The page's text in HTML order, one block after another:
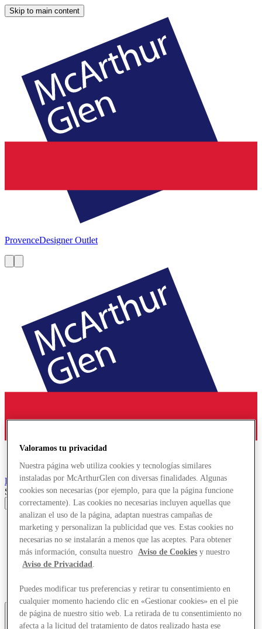
Skip to main content
ProvenceDesigner Outlet
ProvenceDesigner Outlet
Search input
Tiendas
Ofertas
Planifica tu visita
Comer y beber
¿Qué pasa?
Tarjetas regalo
Más
Valoramos tu privacidad
Nuestra página web utiliza cookies y tecnologías similares
instaladas por McArthurGlen con diversas finalidades. Algunas
cookies son necesarias (por ejemplo, para que la página funcione
correctamente). Las cookies no necesarias incluyen aquellas que
analizan el uso de la página, adaptan nuestras campañas de
marketing y personalizan la publicidad que ves. Estas cookies no
necesarias no se instalarán a menos que las aceptes. Para obtener
más información, consulta nuestro
Aviso de Cookies y nuestro
Aviso de Privacidad
Puedes modificar tus preferencias y retirar tu consentimiento en
cualquier momento haciendo clic en «Gestionar cookies» en el pie
de página de nuestro sitio web. La retirada de tu consentimiento no
afecta a la licitud del tratamiento de datos realizado hasta ese